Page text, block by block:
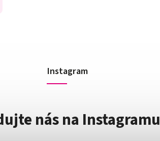
Instagram
nás na Instagramu